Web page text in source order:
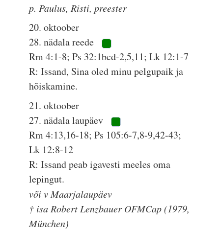
p. Paulus, Risti, preester
20. oktoober
28. nädala reede
Rm 4:1-8; Ps 32:1bcd-2,5,11; Lk 12:1-7
R: Issand, Sina oled minu pelgupaik ja
hõiskamine.
21. oktoober
27. nädala laupäev
Rm 4:13,16-18; Ps 105:6-7,8-9,42-43;
Lk 12:8-12
R: Issand peab igavesti meeles oma
lepingut.
või v Maarjalaupäev
† isa Robert Lenzbauer OFMCap (1979,
München)